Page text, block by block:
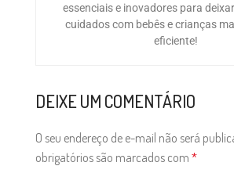
essenciais e inovadores para
cuidados com bebês e crianças
eficiente!
DEIXE UM COMENTÁRIO
O seu endereço de e-mail não será
obrigatórios são marcados com *